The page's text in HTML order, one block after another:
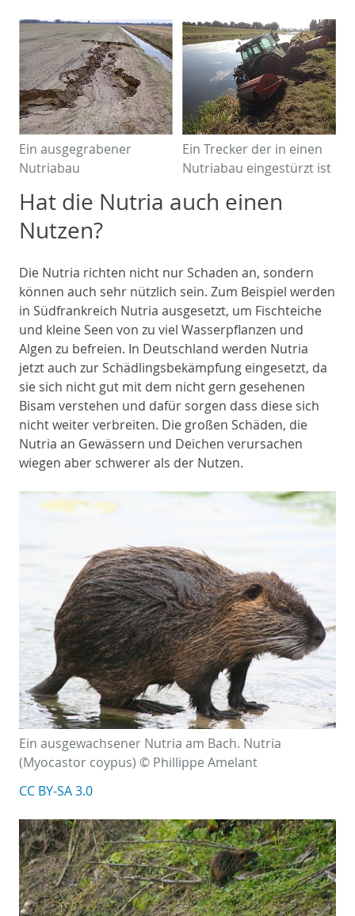
Ein ausgegrabener
Nutriabau
Ein Trecker der in einen
Nutriabau eingestürzt ist
Hat die Nutria auch einen
Nutzen?
Die Nutria richten nicht nur Schaden an, sondern
können auch sehr nützlich sein. Zum Beispiel werden
in Südfrankreich Nutria ausgesetzt, um Fischteiche
und kleine Seen von zu viel Wasserpflanzen und
Algen zu befreien. In Deutschland werden Nutria
jetzt auch zur Schädlingsbekämpfung eingesetzt, da
sie sich nicht gut mit dem nicht gern gesehenen
Bisam verstehen und dafür sorgen dass diese sich
nicht weiter verbreiten. Die großen Schäden, die
Nutria an Gewässern und Deichen verursachen
wiegen aber schwerer als der Nutzen.
Ein ausgewachsener Nutria am Bach. Nutria
(Myocastor coypus) © Phillippe Amelant
CC BY-SA 3.0